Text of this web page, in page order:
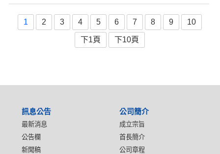
1 2 3 4 5 6 7 8 9 10
下1頁 下10頁
訊息公告
最新消息
公告欄
新聞稿
公司簡介
成立宗旨
首長簡介
公司章程